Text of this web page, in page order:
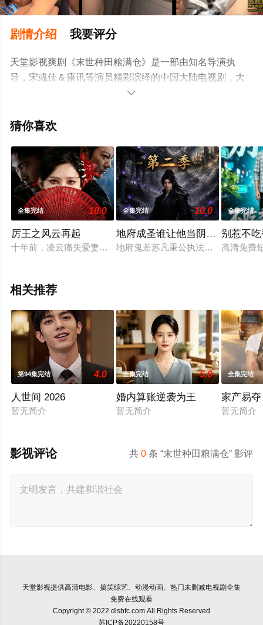
剧情介绍 我要评分
天堂影视爽剧《末世种田粮满仓》是一部由知名导演执
导，宋彧佳＆康讯等演员精彩演绎的中国大陆电视剧，大
结局剧情已揭晓（全集完结），手机免费观看高清无删减
至豆瓣电视剧、电视猫或剧情网等平台了解。

猜你喜欢
全集完结 10.0
厉王之风云再起
十年前，凌云痛失爱妻陈柔，答应她十年内远离江湖。为追查
全集完结 10.0
地府成圣谁让他当阴差的第二季
地府鬼差苏凡秉公执法，不畏强权，
全集完结
别惹不
高清免费
相关推荐
第94集完结 4.0
人世间 2026
暂无简介
全集完结 5.0
婚内算账逆袭为王
暂无简介
全集完结
家产易
暂无简介
共0 条 “末世种田粮满仓” 影评
影视评论
天堂影视提供高清电影、搞笑综艺、动漫动画、热门未删减电视剧全集
免费在线观看
Copyright © 2022 dlsbfc.com All Rights Reserved
苏ICP备20220158号